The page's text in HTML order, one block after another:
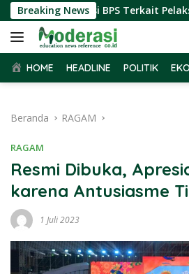
Langsung
ke
konten
Breaking News
Audiensi BPS Terkait
HOME HEADLINE POLITIK
Beranda RAGAM
RAGAM
Resmi Dibuka,
karena Antusiasme
1 Juli 2023